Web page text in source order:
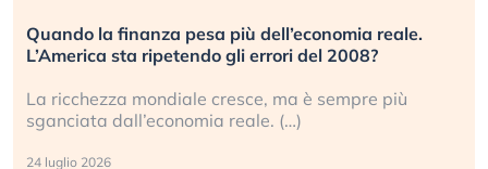
Quando la finanza pesa più dell’economia reale.
L’America sta ripetendo gli errori del 2008?
La ricchezza mondiale cresce, ma è sempre più
sganciata dall’economia reale. (…)
24 luglio 2026